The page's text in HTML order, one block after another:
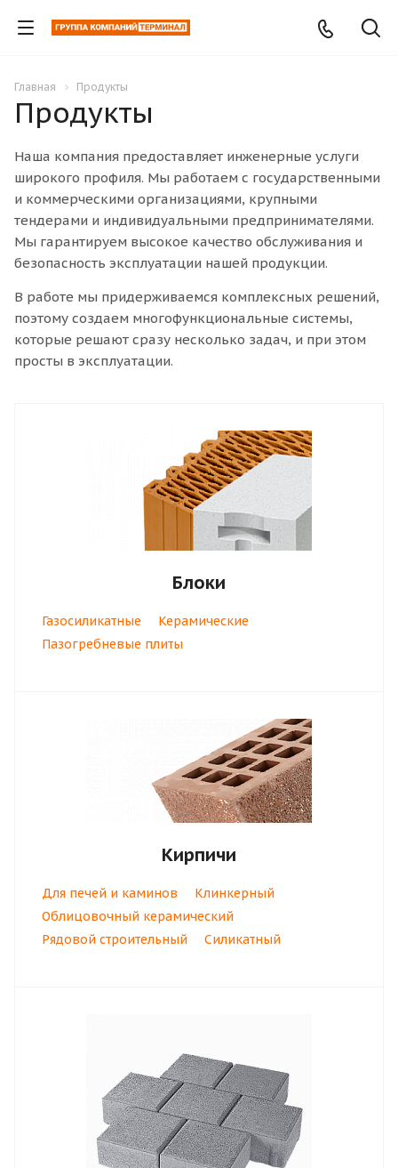
Главная Продукты
Продукты
Наша компания предоставляет инженерные услуги
широкого профиля. Мы работаем с государственными
и коммерческими организациями, крупными
тендерами и индивидуальными предпринимателями.
Мы гарантируем высокое качество обслуживания и
безопасность эксплуатации нашей продукции.
В работе мы придерживаемся комплексных решений,
поэтому создаем многофункциональные системы,
которые решают сразу несколько задач, и при этом
просты в эксплуатации.
Блоки
Газосиликатные
Керамические
Пазогребневые плиты
Кирпичи
Для печей и каминов
Клинкерный
Облицовочный керамический
Рядовой строительный
Силикатный